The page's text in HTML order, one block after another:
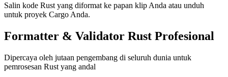
Salin kode Rust yang diformat ke papan klip Anda atau unduh
untuk proyek Cargo Anda.
Formatter & Validator Rust Profesional
Dipercaya oleh jutaan pengembang di seluruh dunia untuk
pemrosesan Rust yang andal